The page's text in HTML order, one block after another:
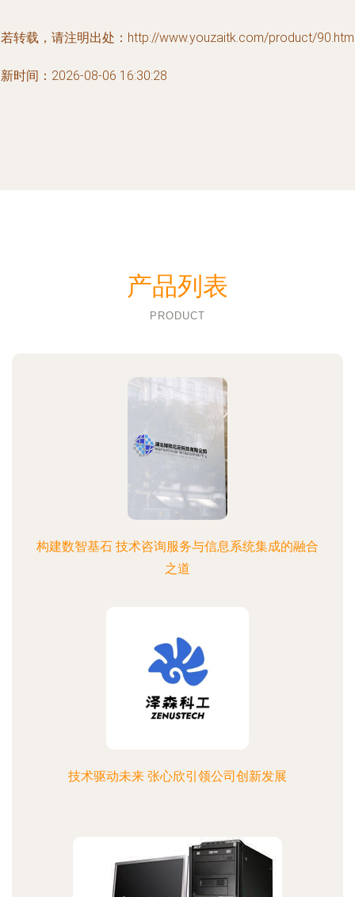
转载，请注明出处：http://www.youzaitk.com/product/
时间：2026-08-06 16:30:28
产品列表
PRODUCT
构建数智基石 技术咨询服务与信息系统集成的融合
之道
技术驱动未来 张心欣引领公司创新发展